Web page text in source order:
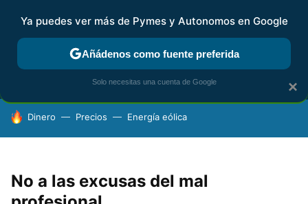
MENÚ NUEVO
FISCALIDAD Y CONTABILIDAD KIT DIGITAL
HOY SE HABLA DE
Dinero Precios Energía eólica
No a las excusas del mal
×
Ya puedes ver más de Pymes y Autonomos en Google
Añádenos como fuente preferida
Solo necesitas una cuenta de Google